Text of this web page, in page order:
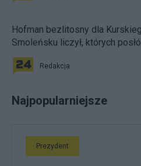
Hofman bezlitosny dla
Smoleńsku liczył, których
Redakcja
Najpopularniejsze
Prezydent